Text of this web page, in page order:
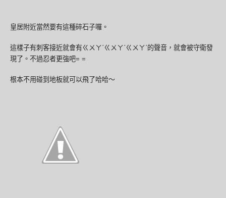
皇居附近當然要有這種碎石子囉。
這樣子有刺客接近就會有ㄍㄨㄚˊㄍㄨㄚˊㄍㄨㄚˊ的聲音，就會被守衛發
現了。不過忍者更強吧= =
根本不用碰到地板就可以飛了哈哈～